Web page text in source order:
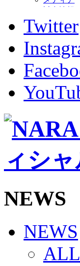
グッズ
ファンコ
ホームタ
コラム
その他
TEAM
2026/27ト
2026/27ト
バモス
チアダン
ボランテ
ビクトリ
HOMEGAME
観戦ルー
Jリーグ運
写真・動
SCHEDULE
2026/27
練習見学
TICKET
奈良クラ
Twitter
NEWS
NEWS
ALL